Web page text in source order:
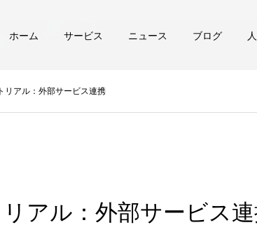
ホーム サービス ニュース ブログ
リアル：外部サービス連携
リアル：外部サービス